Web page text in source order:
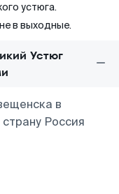
устюга.
в выходные.
Устюг
в
Россия